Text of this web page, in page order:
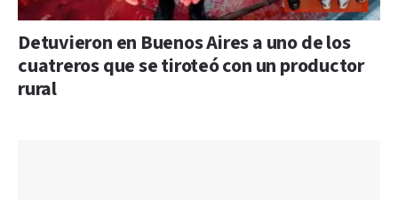
Detuvieron en Buenos Aires a uno de los
cuatreros que se tiroteó con un productor
rural